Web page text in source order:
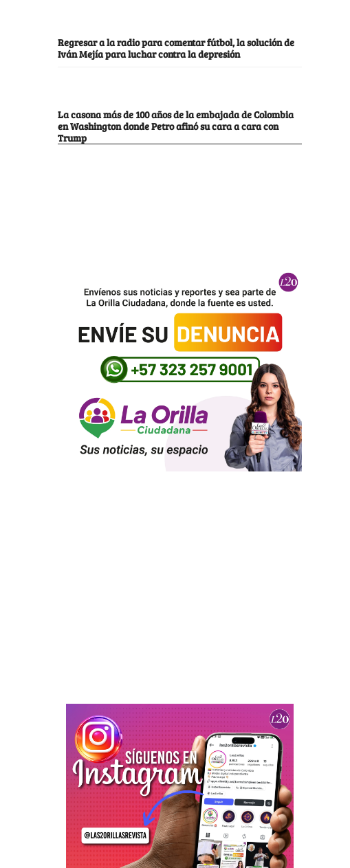
Regresar a la radio para comentar fútbol, la solución de
Iván Mejía para luchar contra la depresión
La casona más de 100 años de la embajada de Colombia
en Washington donde Petro afinó su cara a cara con
Trump